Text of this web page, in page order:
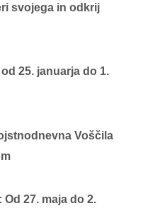
svojega in odkrij
25. januarja do 1.
Voščila
27. maja do 2.